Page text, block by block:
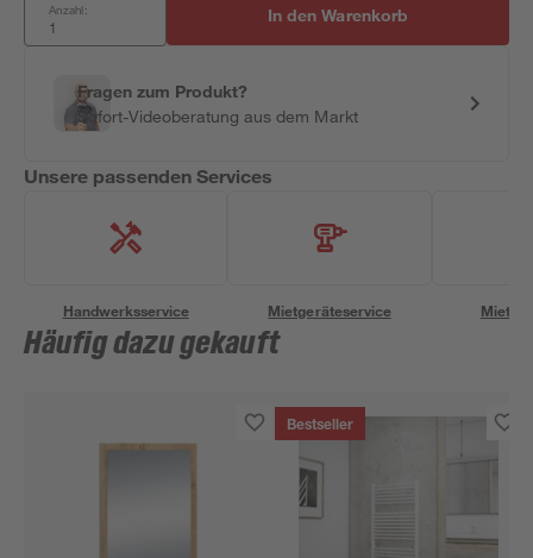
Anzahl: In den Warenkorb
Fragen zum Produkt?
Sofort-Videoberatung aus dem Markt
Unsere passenden Services
Handwerksservice Mietgeräteservice
Häufig dazu gekauft
Bestseller